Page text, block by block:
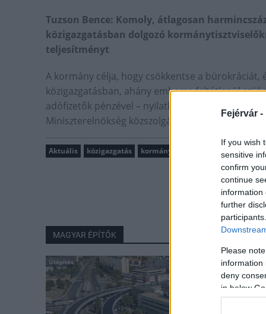
Fejérvár -
If you wish
sensitive
confirm
continue
information
further
Please
information
deny
in below
Tuzson Bence: Komoly, átlagosan
közigazgatásban dolgozó
teljesítményt
A kormány célja, hogy csökkentse a
közigazgatásban, ahány emberre feltétlenül
adófizetők pénzével – nyilatkozta a
Magyar
Miniszterelnökség közszolgálatért felelős
Aktuális közigazgatás kormánytisztviselő Tuzson Bence
MAGYAR ÉPÍTŐK
Útépítés